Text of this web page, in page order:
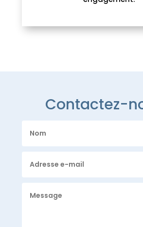
Contactez-